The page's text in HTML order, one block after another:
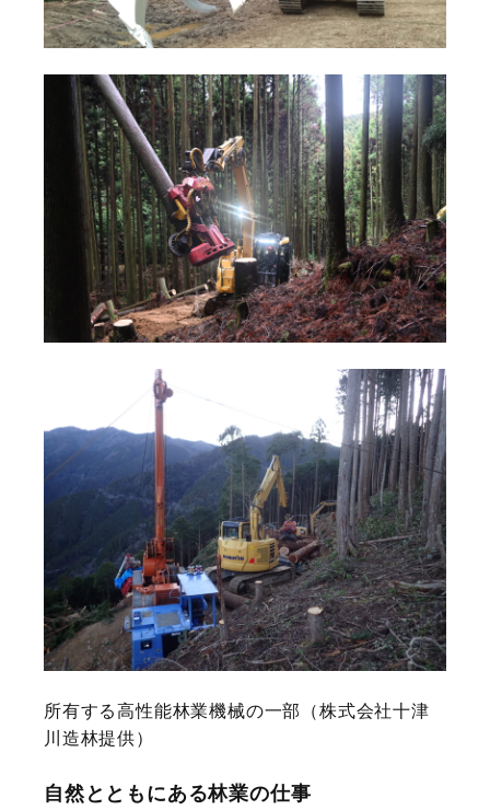
所有する高性能林業機械の一部（株式会社十津
川造林提供）
自然とともにある林業の仕事